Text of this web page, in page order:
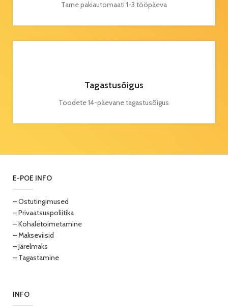
Tarne pakiautomaati 1-3 tööpäeva
Tagastusõigus
Toodete 14-päevane tagastusõigus
E-POE INFO
– Ostutingimused
– Privaatsuspoliitika
– Kohaletoimetamine
– Makseviisid
– Järelmaks
– Tagastamine
INFO